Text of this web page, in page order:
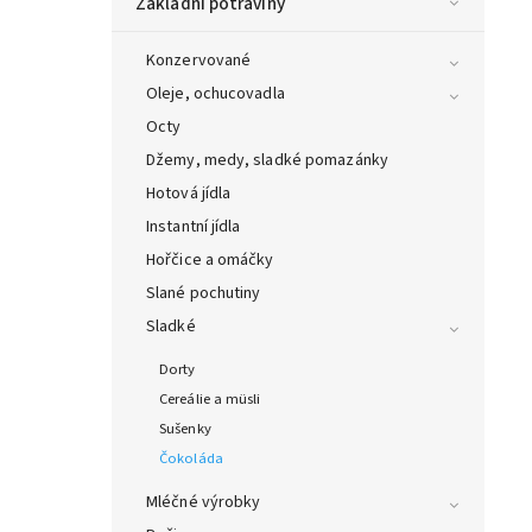
Konzervované
Oleje, ochucovadla
Octy
Džemy, medy, sladké pomazánky
Hotová jídla
Instantní jídla
Hořčice a omáčky
Slané pochutiny
Sladké
Dorty
Cereálie a müsli
Sušenky
Čokoláda
Mléčné výrobky